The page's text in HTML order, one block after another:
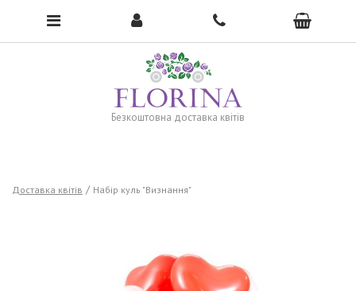
Безкоштовна доставка квітів
To open the menu, click here →
Доставка квітів Набір куль "Визнання"